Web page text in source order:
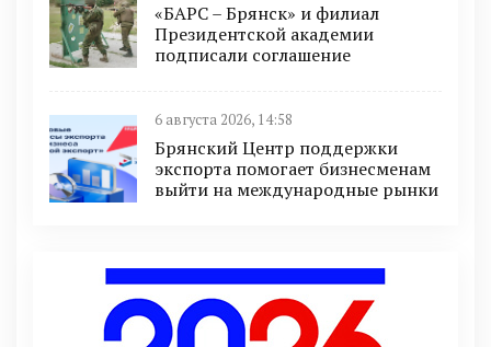
«БАРС – Брянск» и филиал
Президентской академии
подписали соглашение
6 августа 2026, 14:58
Брянский Центр поддержки
экспорта помогает бизнесменам
выйти на международные рынки